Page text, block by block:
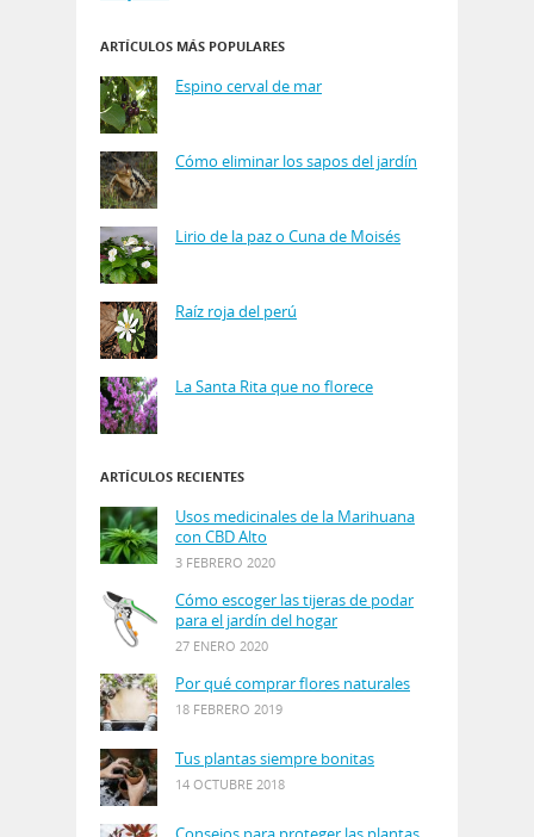
ARTÍCULOS MÁS POPULARES
Espino cerval de mar
Cómo eliminar los sapos del jardín
Lirio de la paz o Cuna de Moisés
Raíz roja del perú
La Santa Rita que no florece
ARTÍCULOS RECIENTES
Usos medicinales de la Marihuana
con CBD Alto
3 FEBRERO 2020
Cómo escoger las tijeras de podar
para el jardín del hogar
27 ENERO 2020
Por qué comprar flores naturales
18 FEBRERO 2019
Tus plantas siempre bonitas
14 OCTUBRE 2018